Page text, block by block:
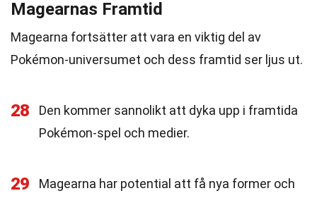
Magearnas Framtid
Magearna fortsätter att vara en viktig del av
Pokémon-universumet och dess framtid ser ljus ut.
28
Den kommer sannolikt att dyka upp i framtida
Pokémon-spel och medier.
29
Magearna har potential att få nya former och